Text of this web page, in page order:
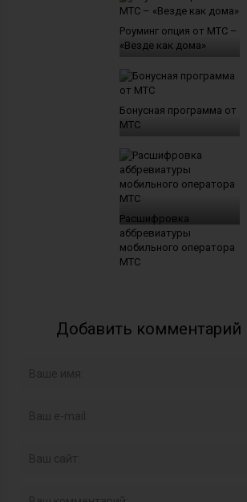
Роуминг опция от МТС –
«Везде как дома»
Бонусная программа от
МТС
Расшифровка
аббревиатуры
мобильного оператора
МТС
Добавить комментарий